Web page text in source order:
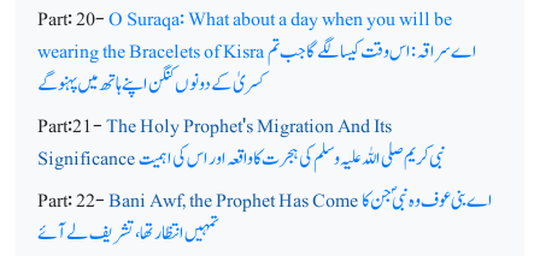
Part: 20-O Suraqa: What about a day when you will be
wearing the Bracelets of Kisraاے سراقہ: اس وقت کیسا لگے گا جب تم
کسریٰ کے دونوں کنگن اپنے ہاتھ میں پہنو گے
Part:21-The Holy Prophet's Migration And Its
Significanceنبی کریم صلی اللہ علیہ وسلم کی ہجرت کا واقعہ اور اس کی اہمیت
Part: 22-Bani Awf, the Prophet Has Comeاے بنی عوف وہ نبیؐ جن کا
تمہیں انتظار تھا، تشریف لے آئے